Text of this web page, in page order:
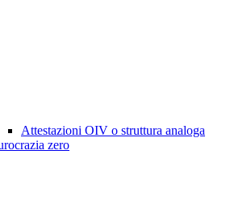
Attestazioni OIV o struttura analoga
zero